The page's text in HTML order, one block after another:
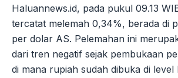
Haluannews.id, pada pukul 09.13
tercatat melemah 0,34%, berada di
per dolar AS. Pelemahan ini
dari tren negatif sejak pembukaan
di mana rupiah sudah dibuka di level